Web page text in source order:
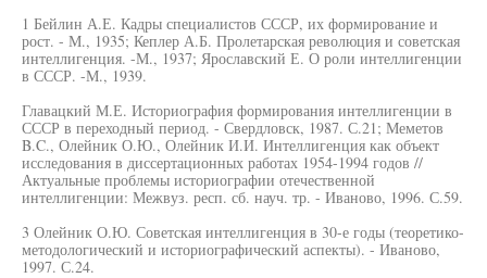
1 Бейлин А.Е. Кадры специалистов СССР, их формирование и
рост. - М., 1935; Кеплер А.Б. Пролетарская революция и советская
интеллигенция. -М., 1937; Ярославский Е. О роли интеллигенции
в СССР. -М., 1939.
Главацкий М.Е. Историография формирования интеллигенции в
СССР в переходный период. - Свердловск, 1987. С.21; Меметов
B.C., Олейник О.Ю., Олейник И.И. Интеллигенция как объект
исследования в диссертационных работах 1954-1994 годов //
Актуальные проблемы историографии отечественной
интеллигенции: Межвуз. респ. сб. науч. тр. - Иваново, 1996. С.59.
3 Олейник О.Ю. Советская интеллигенция в 30-е годы (теоретико-
методологический и историографический аспекты). - Иваново,
1997. С.24.